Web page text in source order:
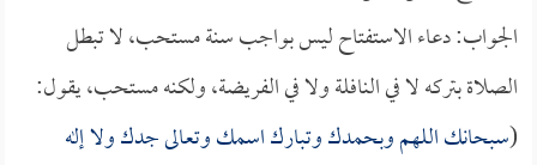
الجواب: دعاء الاستفتاح ليس بواجب سنة مستحب، لا تبطل
الصلاة بتركه لا في النافلة ولا في الفريضة، ولكنه مستحب، يقول:
(سبحانك اللهم وبحمدك وتبارك اسمك وتعالى جدك ولا إله